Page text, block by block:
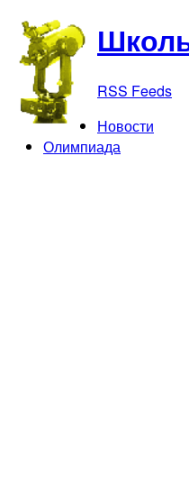
RSS Feeds
Новости
Олимпиада